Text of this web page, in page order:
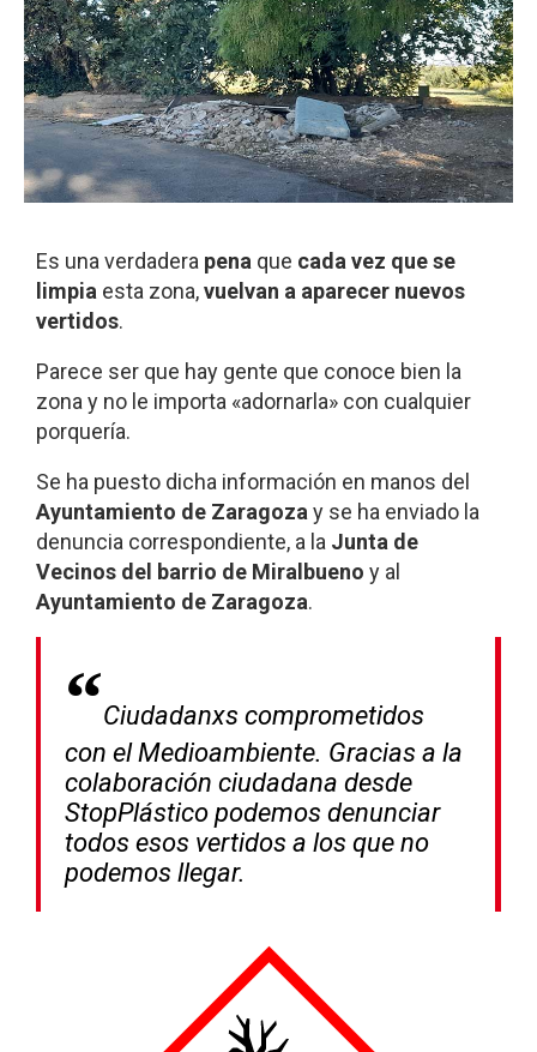
Es una verdadera pena que cada vez que se
limpia esta zona,vuelvan a aparecer nuevos
vertidos.
Parece ser que hay gente que conoce bien la
zona y no le importa «adornarla» con cualquier
porquería.
Se ha puesto dicha información en manos del
Ayuntamiento de Zaragoza y se ha enviado la
denuncia correspondiente, a la Junta de
Vecinos del barrio de Miralbueno y al
Ayuntamiento de Zaragoza.
Ciudadanxs comprometidos
con el Medioambiente. Gracias a la
colaboración ciudadana desde
StopPlástico podemos denunciar
todos esos vertidos a los que no
podemos llegar.